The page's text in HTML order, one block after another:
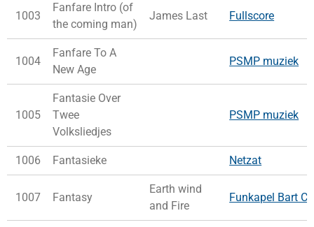
1003
Fanfare Intro (of
the coming man)
James Last Fullscore
1004
Fanfare To A
New Age
PSMP muziek
1005
Fantasie Over
Twee
Volksliedjes
PSMP muziek
1006 Fantasieke Netzat
1007 Fantasy
Earth wind
and Fire
Funkapel Bart